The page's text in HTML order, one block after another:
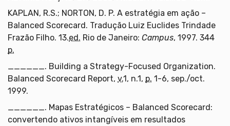
KAPLAN, R.S.; NORTON, D. P. A estratégia em ação –
Balanced Scorecard. Tradução Luiz Euclides Trindade
Frazão Filho. 13.ed. Rio de Janeiro: Campus, 1997. 344
p.
______. Building a Strategy-Focused Organization.
Balanced Scorecard Report, v.1, n.1, p. 1-6, sep./oct.
1999.
______. Mapas Estratégicos – Balanced Scorecard:
convertendo ativos intangíveis em resultados